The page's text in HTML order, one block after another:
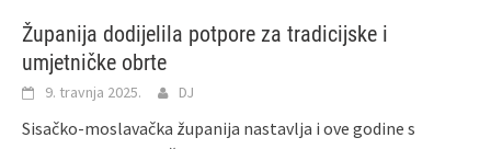
Županija dodijelila potpore za tradicijske i
umjetničke obrte
9. travnja 2025. DJ
Sisačko-moslavačka županija nastavlja i ove godine s